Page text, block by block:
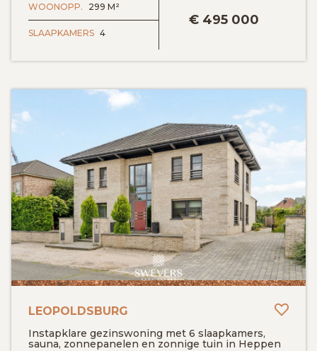
€ 495 000
WOONOPP. 299 M²
SLAAPKAMERS 4
LEOPOLDSBURG
Instapklare gezinswoning met 6 slaapkamers,
sauna, zonnepanelen en zonnige tuin in Heppen